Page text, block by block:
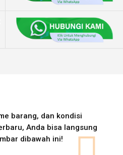
barang, dan kondisi
Anda bisa langsung
dibawah ini!